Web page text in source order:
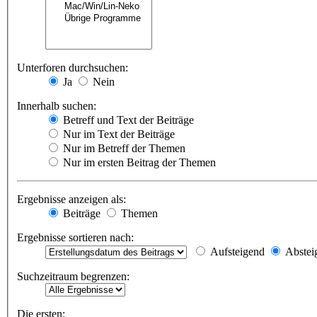
Unterforen durchsuchen:
Ja
Nein
Innerhalb suchen:
Betreff und Text der Beiträge
Nur im Text der Beiträge
Nur im Betreff der Themen
Nur im ersten Beitrag der Themen
Ergebnisse anzeigen als:
Beiträge
Themen
Ergebnisse sortieren nach:
Aufsteigend
Suchzeitraum begrenzen:
Die ersten: